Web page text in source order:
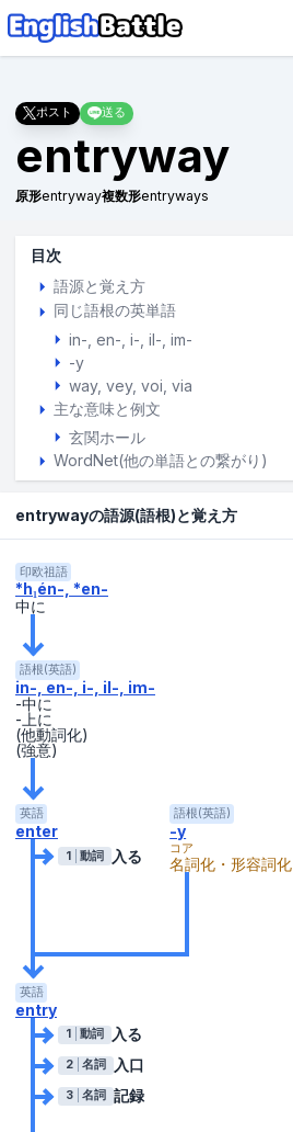
ポスト 送る
entryway
原形entryway複数形entryways
目次
語源と覚え方
同じ語根の英単語
in-, en-, i-, il-, im-
-y
way vey voi via
主な意味と例文
玄関ホール
WordNet(他の単語との繋がり)
entrywayの語源(語根)と覚え方
印欧祖語
*h₁én-, *en-
中に
語根(英語)
in-, en-, i-, il-, im-
-中に
-上に
(他動詞化)
(強意)
英語
enter
1 動詞 入る
語根(英語)
-y
コア
名詞化・形容詞化
英語
entry
1 動詞 入る
2 名詞 入口
3 名詞 記録